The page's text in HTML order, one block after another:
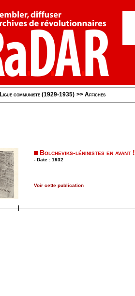
Ligue communiste (1929-1935) >> Affiches
Bolcheviks-léninistes en avant !
- Date : 1932
Voir cette publication